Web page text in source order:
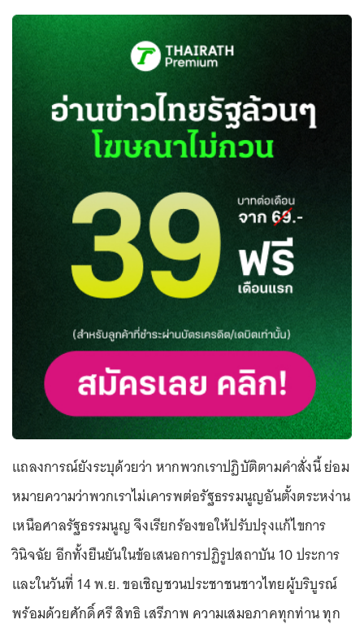
แถลงการณ์ยังระบุด้วยว่า หากพวกเราปฏิบัติตามคำสั่งนี้ ย่อม
หมายความว่าพวกเราไม่เคารพต่อรัฐธรรมนูญอันตั้งตระหง่าน
เหนือศาลรัฐธรรมนูญ จึงเรียกร้องขอให้ปรับปรุงแก้ไขการ
วินิจฉัย อีกทั้งยืนยันในข้อเสนอการปฏิรูปสถาบัน 10 ประการ
และในวันที่ 14 พ.ย. ขอเชิญชวนประชาชนชาวไทยผู้บริบูรณ์
พร้อมด้วยศักดิ์ศรี สิทธิ เสรีภาพ ความเสมอภาคทุกท่าน ทุก